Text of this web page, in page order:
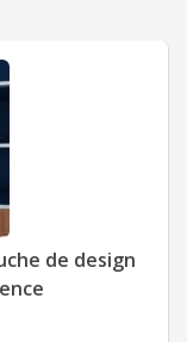
de design